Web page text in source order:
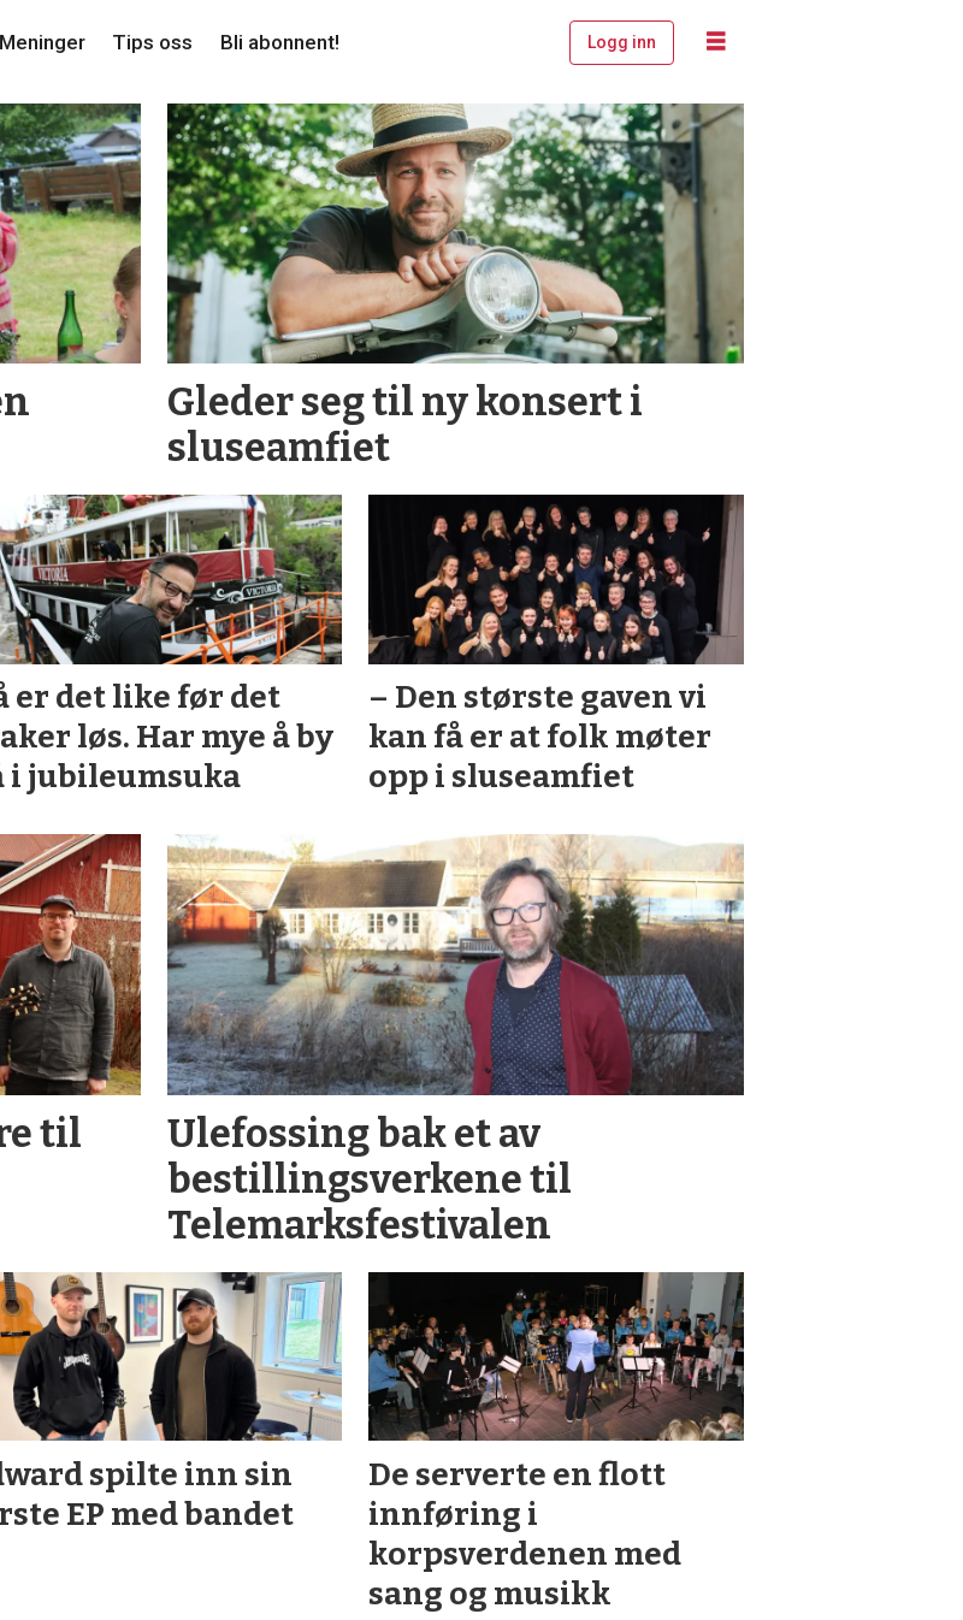
Meninger Tips oss Bli abonnent! Logg inn
Gleder seg til ny konsert i
sluse­amfiet
er det like før det
løs. Har mye å by
i jubileumsuka
– Den største gaven vi
kan få er at folk møter
opp i sluseamfiet
til
Ulefossing bak et av
bestillings­verkene til
Telemarks­festivalen
spilte inn sin
EP med bandet
De serverte en flott
innføring i
korpsverdenen med
sang og musikk